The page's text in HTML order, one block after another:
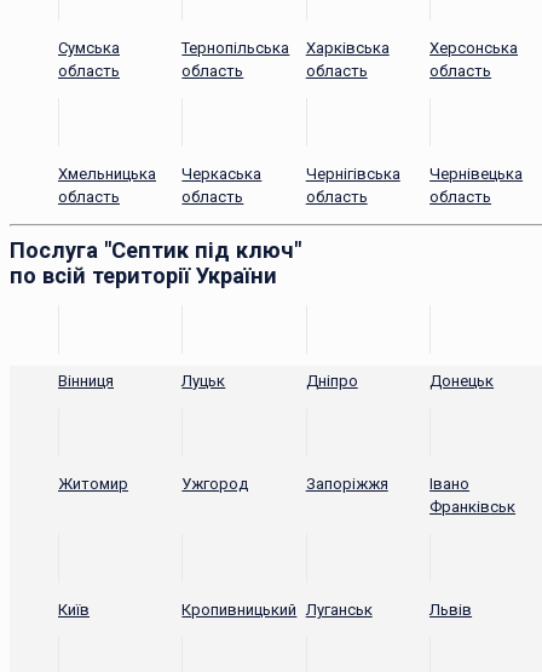
Сумська
область
Тернопільська
область
Харківська
область
Херсонська
область
Хмельницька
область
Черкаська
область
Чернігівська
область
Чернівецька
область
Послуга "Септик під ключ"
по всій території України
Вінниця Луцьк Дніпро Донецьк
Житомир Ужгород Запоріжжя
Івано
Франківськ
Київ Кропивницький Луганськ Львів